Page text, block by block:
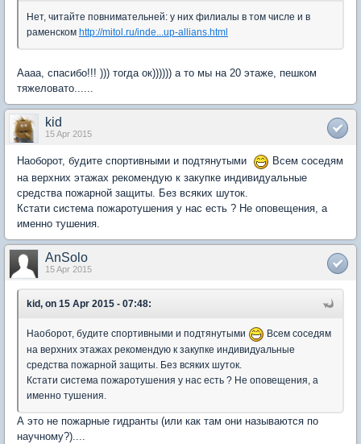
Нет, читайте повнимательней: у них филиалы в том числе и в
раменском http://mitol.ru/inde...up-allians.html
Аааа, спасибо!!! ))) тогда ок)))))) а то мы на 20 этаже, пешком
тяжеловато......
kid
15 Apr 2015
Наоборот, будите спортивными и подтянутыми
Всем соседям
на верхних этажах рекомендую к закупке индивидуальные
средства пожарной защиты. Без всяких шуток.
Кстати система пожаротушения у нас есть ? Не оповещения, а
именно тушения.
AnSolo
15 Apr 2015
kid, on 15 Apr 2015 - 07:48:
Наоборот, будите спортивными и подтянутыми
Всем соседям
на верхних этажах рекомендую к закупке индивидуальные
средства пожарной защиты. Без всяких шуток.
Кстати система пожаротушения у нас есть ? Не оповещения, а
именно тушения.
А это не пожарные гидранты (или как там они называются по
научному?)....